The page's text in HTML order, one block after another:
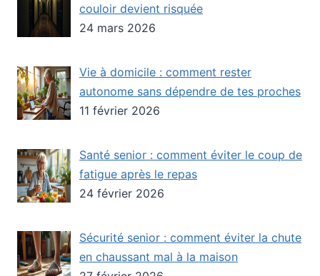
couloir devient risquée
24 mars 2026
Vie à domicile : comment rester
autonome sans dépendre de tes proches
11 février 2026
Santé senior : comment éviter le coup de
fatigue après le repas
24 février 2026
Sécurité senior : comment éviter la chute
en chaussant mal à la maison